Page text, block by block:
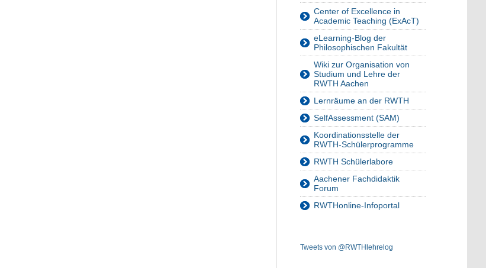
Center of Excellence in
Academic Teaching (ExAcT)
eLearning-Blog der
Philosophischen Fakultät
Wiki zur Organisation von
Studium und Lehre der
RWTH Aachen
Lernräume an der RWTH
SelfAssessment (SAM)
Koordinationsstelle der
RWTH-Schülerprogramme
RWTH Schülerlabore
Aachener Fachdidaktik
Forum
RWTHonline-Infoportal
Tweets von @RWTHlehrelog